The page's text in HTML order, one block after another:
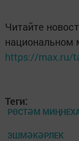
Читайте
национальном
https://max.ru/
Теги:
РӨСТӘМ
ЭШМӘКӘРЛЕК